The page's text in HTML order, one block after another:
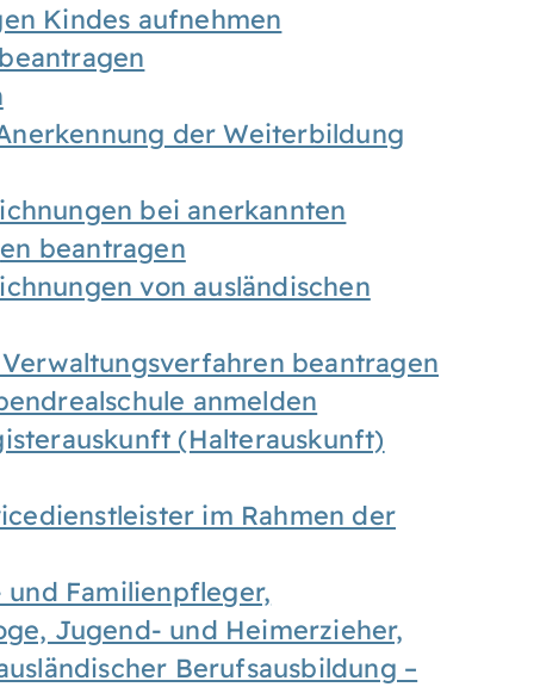
Kindes aufnehmen
der Weiterbildung
bei anerkannten
beantragen
von ausländischen
beantragen
anmelden
(Halterauskunft)
im Rahmen der
Familienpfleger,
Jugend- und Heimerzieher,
Berufsausbildung –